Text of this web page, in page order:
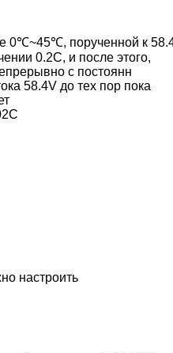
0℃~45℃, порученной к
0.2C, и после этого,
с постоянн
58.4V до тех пор пока
настроить